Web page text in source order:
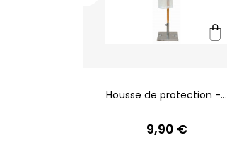
Housse de protection -...
9,90 €